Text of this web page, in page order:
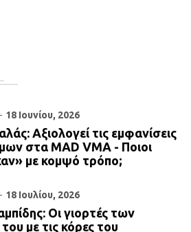
18 Ιουνίου, 2026
Αξιολογεί τις εμφανίσεις
στα ΜΑD VMA - Ποιοι
με κομψό τρόπο;
18 Ιουλίου, 2026
Οι γιορτές των
με τις κόρες του